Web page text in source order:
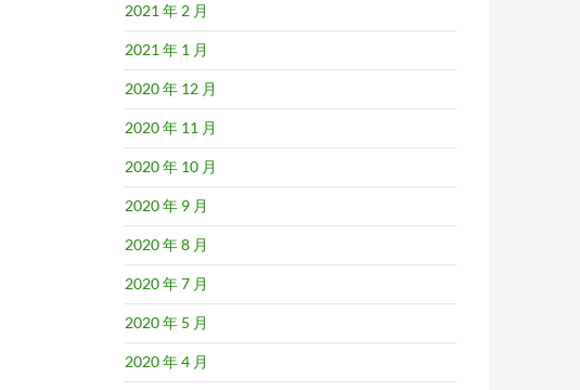
2021 年 2 月
2021 年 1 月
2020 年 12 月
2020 年 11 月
2020 年 10 月
2020 年 9 月
2020 年 8 月
2020 年 7 月
2020 年 5 月
2020 年 4 月